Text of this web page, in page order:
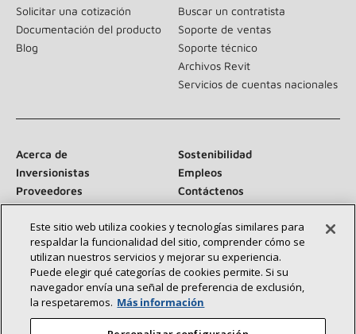
Solicitar una cotización
Documentación del producto
Blog
Buscar un contratista
Soporte de ventas
Soporte técnico
Archivos Revit
Servicios de cuentas nacionales
Acerca de
Sostenibilidad
Inversionistas
Empleos
Proveedores
Contáctenos
Sala de prensa
Conéctese con nosotros:
Este sitio web utiliza cookies y tecnologías similares para
respaldar la funcionalidad del sitio, comprender cómo se
utilizan nuestros servicios y mejorar su experiencia.
Puede elegir qué categorías de cookies permite. Si su
navegador envía una señal de preferencia de exclusión,
la respetaremos. Más información